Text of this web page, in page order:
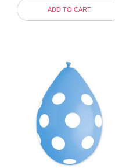
ADD TO CART